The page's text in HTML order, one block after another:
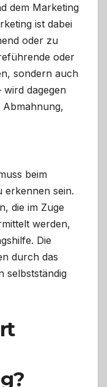
dem Marketing
ist dabei
oder zu
oder
sondern auch
wird dagegen
beim
erkennen sein.
die im Zuge
werden,
Die
durch das
selbstständig